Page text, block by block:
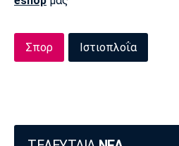
Σπορ Ιστιοπλοΐα